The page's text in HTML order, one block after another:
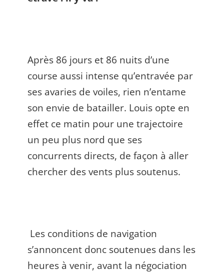
Après 86 jours et 86 nuits d’une
course aussi intense qu’entravée par
ses avaries de voiles, rien n’entame
son envie de batailler. Louis opte en
effet ce matin pour une trajectoire
un peu plus nord que ses
concurrents directs, de façon à aller
chercher des vents plus soutenus.
Les conditions de navigation
s’annoncent donc soutenues dans les
heures à venir, avant la négociation